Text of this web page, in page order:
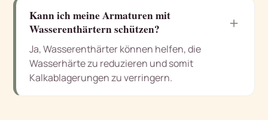
Kann ich meine Armaturen mit
Wasserenthärtern schützen?
＋
Ja, Wasserenthärter können helfen, die
Wasserhärte zu reduzieren und somit
Kalkablagerungen zu verringern.